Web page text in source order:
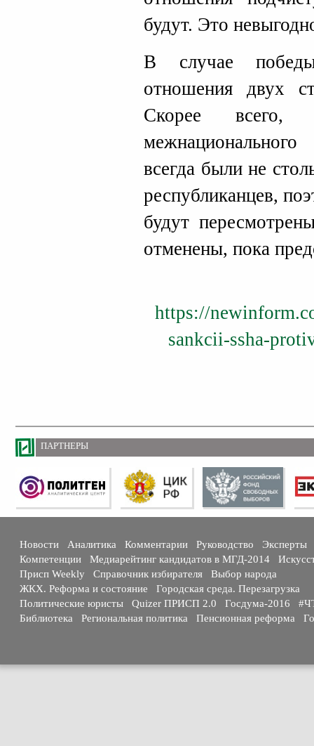
будут. Это
В случае
отношения двух
Скорее всего,
всегда были не
республиканцев,
будут
отменены, пока
https://
sankcii-ssha-
ПАРТНЕРЫ
Новости Аналитика Комментарии Руководство
Эксперты
Компетенции
Медиарейтинг кандидатов в МГД-2014
Присп Weekly
Справочник избирателя
Выбор народа
ЖКХ. Реформа и состояние
Городская среда. Перезагрузка
Политические юристы
Quizer ПРИСП 2.0 Госдума-2016
Библиотека
Региональная политика Пенсионная реформа